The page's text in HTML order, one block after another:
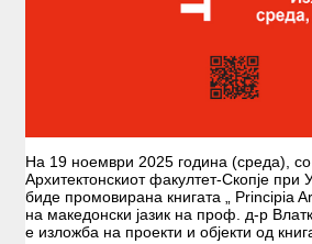
На 19 ноември 2025 година (среда),
Архитектонскиот факултет-Скопје при
биде промовирана книгата „ Principia
на македонски јазик на проф. д-р
е изложба на проекти и објекти од